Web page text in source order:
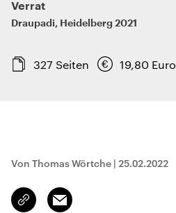
Verrat
Draupadi, Heidelberg 2021
327 Seiten 19,80 Euro
Von Thomas Wörtche | 25.02.2022
Link
kopieren/teilen
Email